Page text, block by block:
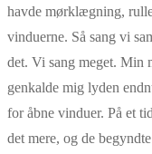
havde mørklægning,
vinduerne. Så sang vi
det. Vi sang meget. Min
genkalde mig lyden
for åbne vinduer. På et
det mere, og de